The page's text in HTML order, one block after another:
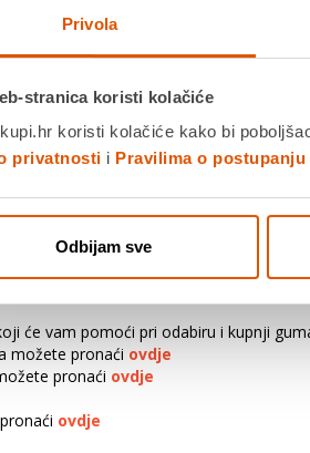
Privola
stranica koristi kolačiće
koristi kolačiće kako bi
privatnosti i Pravilima o postupanju
Odbijam sve
Detalji
za vlasnika vozila.
može prouzročiti ozbiljno pucanje,
će vam pomoći pri odabiru i kupnji
možete pronaći ovdje
pronaći ovdje
ovdje